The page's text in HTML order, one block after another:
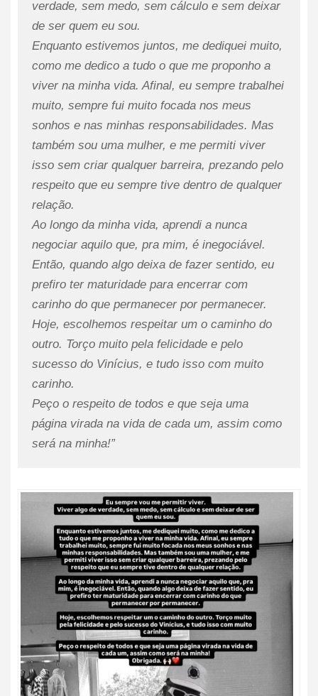
verdade, sem medo, sem cálculo e sem deixar
de ser quem eu sou.
Enquanto estivemos juntos, me dediquei muito,
como me dedico a tudo o que me proponho a
viver na minha vida. Afinal, eu sempre trabalhei
muito, sempre fui muito focada nos meus
sonhos e nas minhas responsabilidades. Mas
também sou uma mulher, e me permiti viver
isso sem criar qualquer barreira, prezando pelo
respeito que eu sempre tive dentro de qualquer
relação.
Ao longo da minha vida, aprendi a nunca
negociar aquilo que, pra mim, é inegociável.
Então, quando algo deixa de fazer sentido, eu
prefiro ter maturidade para encerrar com
carinho do que permanecer por permanecer.
Hoje, escolhemos respeitar um o caminho do
outro. Torço muito pela felicidade e pelo
sucesso do Vinícius, e tudo isso com muito
carinho.
Peço o respeito de todos e que seja uma
página virada na vida de cada um, assim como
será na minha!”